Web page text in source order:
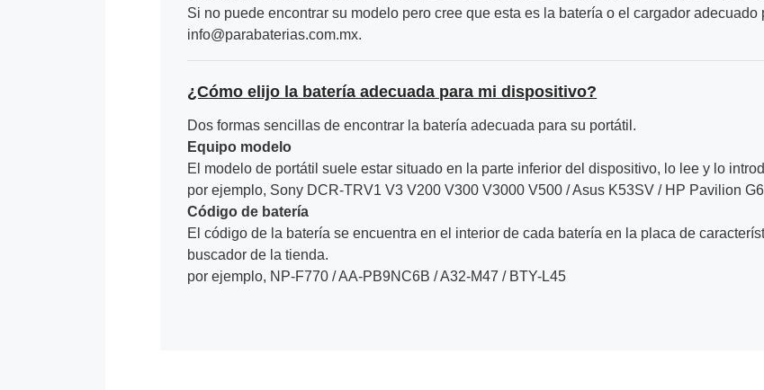
Si no puede encontrar su modelo pero cree que esta es la batería o el cargador
info@parabaterias.com.mx.
¿Cómo elijo la batería adecuada para mi dispositivo?
Dos formas sencillas de encontrar la batería adecuada para su portátil.
Equipo modelo
El modelo de portátil suele estar situado en la parte inferior del dispositivo, lo lee y lo
por ejemplo, Sony DCR-TRV1 V3 V200 V300 V3000 V500 / Asus K53SV / HP Pavilion
Código de batería
El código de la batería se encuentra en el interior de cada batería en la placa de
buscador de la tienda.
por ejemplo, NP-F770 / AA-PB9NC6B / A32-M47 / BTY-L45